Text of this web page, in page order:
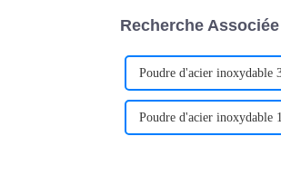
Recherche Associée
Poudre d'acier inoxydable
Poudre d'acier inoxydable